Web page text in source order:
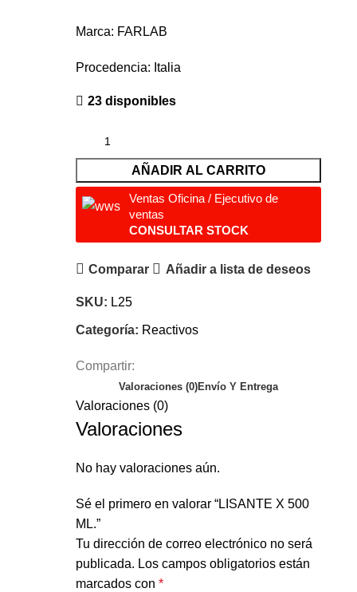
Marca: FARLAB
Procedencia: Italia
23 disponibles
AÑADIR AL CARRITO
Ventas Oficina / Ejecutivo de
ventas
CONSULTAR STOCK
Comparar Añadir a lista de deseos
SKU: L25
Categoría: Reactivos
Compartir:
Valoraciones (0)Envío Y Entrega
Valoraciones (0)
Valoraciones
No hay valoraciones aún.
Sé el primero en valorar “LISANTE X 500
ML.”
Tu dirección de correo electrónico no será
publicada. Los campos obligatorios están
marcados con *